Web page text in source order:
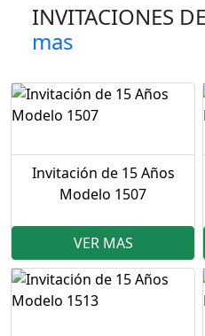
INVITACIONES
mas
Invitación de 15 Años
Modelo 1507
VER MAS